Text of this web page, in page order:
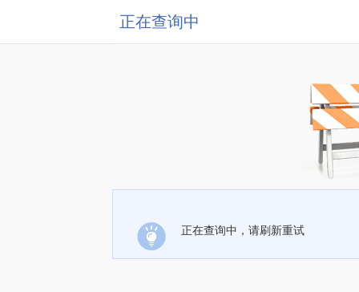
正在查询中
正在查询中，请刷新重试